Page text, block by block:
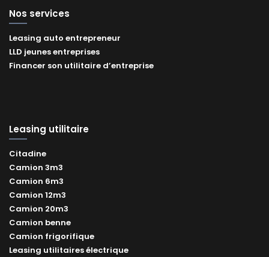
Nos services
Leasing auto entrepreneur
LLD jeunes entreprises
Financer son utilitaire d’entreprise
Leasing utilitaire
Citadine
Camion 3m3
Camion 6m3
Camion 12m3
Camion 20m3
Camion benne
Camion frigorifique
Leasing utilitaires électrique